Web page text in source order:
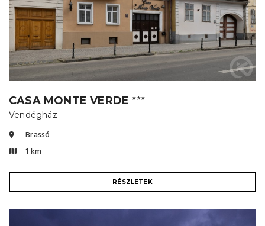
CASA MONTE VERDE⭐⭐⭐
Vendégház
Brassó
1 km
RÉSZLETEK